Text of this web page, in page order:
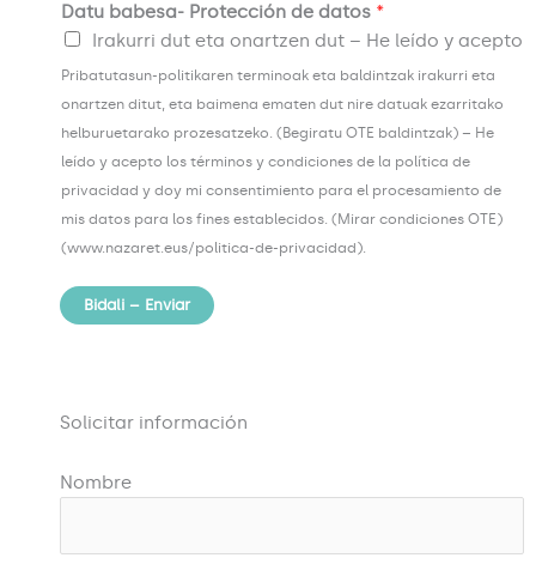
Datu babesa- Protección de datos *
Irakurri dut eta onartzen dut – He leído y acepto
Pribatutasun-politikaren terminoak eta baldintzak irakurri eta
onartzen ditut, eta baimena ematen dut nire datuak ezarritako
helburuetarako prozesatzeko. (Begiratu OTE baldintzak) – He
leído y acepto los términos y condiciones de la política de
privacidad y doy mi consentimiento para el procesamiento de
mis datos para los fines establecidos. (Mirar condiciones OTE)
(www.nazaret.eus/politica-de-privacidad).
Bidali – Enviar
Solicitar información
Nombre